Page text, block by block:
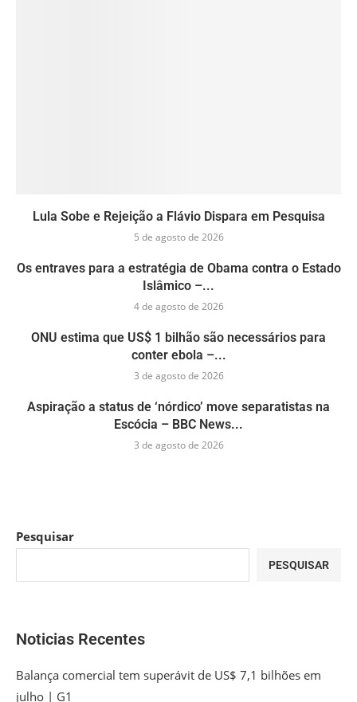
Lula Sobe e Rejeição a Flávio Dispara em Pesquisa
5 de agosto de 2026
Os entraves para a estratégia de Obama contra o Estado
Islâmico –...
4 de agosto de 2026
ONU estima que US$ 1 bilhão são necessários para
conter ebola –...
3 de agosto de 2026
Aspiração a status de ‘nórdico’ move separatistas na
Escócia – BBC News...
3 de agosto de 2026
Pesquisar
PESQUISAR
Noticias Recentes
Balança comercial tem superávit de US$ 7,1 bilhões em
julho | G1